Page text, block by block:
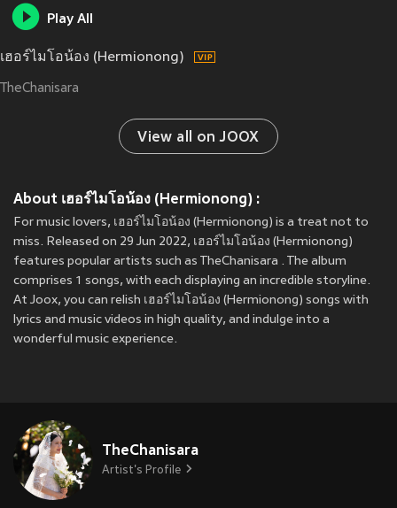
Play All
เฮอร์ไมโอน้อง (Hermionong)
TheChanisara
View all on JOOX
About เฮอร์ไมโอน้อง (Hermionong) :
For music lovers, เฮอร์ไมโอน้อง (Hermionong) is a treat not to
miss. Released on 29 Jun 2022, เฮอร์ไมโอน้อง (Hermionong)
features popular artists such as TheChanisara . The album
comprises 1 songs, with each displaying an incredible storyline.
At Joox, you can relish เฮอร์ไมโอน้อง (Hermionong) songs with
lyrics and music videos in high quality, and indulge into a
wonderful music experience.
TheChanisara
Artist's Profile